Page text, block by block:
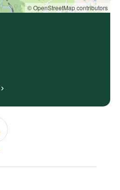
© OpenStreetMap contributors